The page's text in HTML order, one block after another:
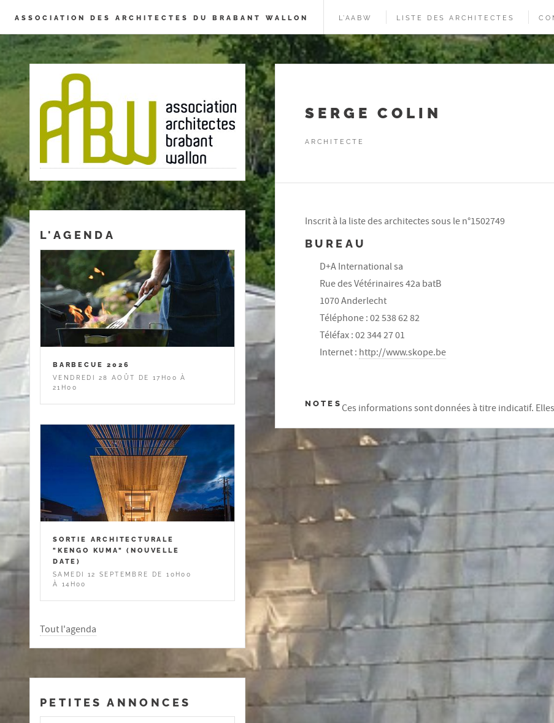
ASSOCIATION DES ARCHITECTES DU BRABANT WALLON L’AABW LISTE DES ARCHITECTES
SERGE COLIN
ARCHITECTE
Inscrit à la liste des architectes sous le n°1502749
BUREAU
D+A International sa
Rue des Vétérinaires 42a batB
1070 Anderlecht
Téléphone : 02 538 62 82
Téléfax : 02 344 27 01
Internet : http://www.skope.be
NOTES Ces informations sont données à titre indicatif.
L'AGENDA
BARBECUE 2026
VENDREDI 28 AOÛT DE 17H00 À
21H00
SORTIE ARCHITECTURALE
"KENGO KUMA" (NOUVELLE
DATE)
SAMEDI 12 SEPTEMBRE DE 10H00
À 14H00
Tout l'agenda
PETITES ANNONCES